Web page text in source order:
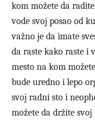
kom možete da
vode svoj posao od
važno je da imate
da raste kako raste i
mesto na kom
bude uredno i lepo
svoj radni sto i
možete da držite svoj